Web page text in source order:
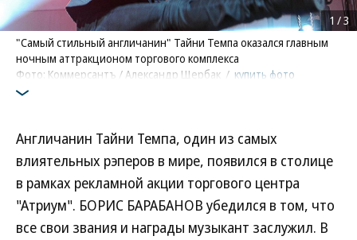
"Самый стильный англичанин" Тайни Темпа оказался главным
ночным аттракционом торгового комплекса
Фото: Коммерсантъ / Александр Щербак / купить фото
1 /3
Англичанин Тайни Темпа, один из самых
влиятельных рэперов в мире, появился в столице
в рамках рекламной акции торгового центра
"Атриум". БОРИС БАРАБАНОВ убедился в том, что
все свои звания и награды музыкант заслужил. В